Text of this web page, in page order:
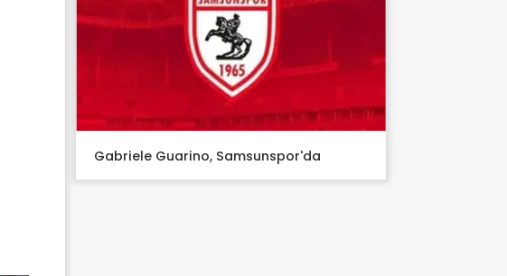
Gabriele Guarino, Samsunspor'da